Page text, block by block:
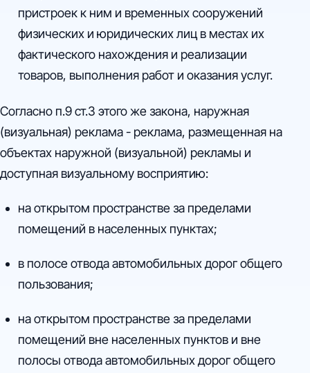
пристроек к ним и временных сооружений
физических и юридических лиц в местах их
фактического нахождения и реализации
товаров, выполнения работ и оказания услуг.
Согласно п.9 ст.3 этого же закона, наружная
(визуальная) реклама - реклама, размещенная на
объектах наружной (визуальной) рекламы и
доступная визуальному восприятию:
на открытом пространстве за пределами
помещений в населенных пунктах;
в полосе отвода автомобильных дорог общего
пользования;
на открытом пространстве за пределами
помещений вне населенных пунктов и вне
полосы отвода автомобильных дорог общего